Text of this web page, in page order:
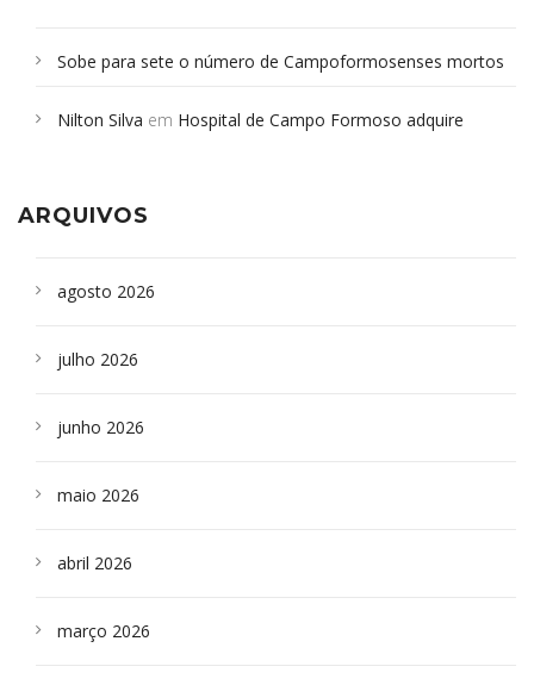
Sobe para sete o número de Campoformosenses mortos
Campoformosenses que morreram em desabamentos são
Nilton Silva em Hospital de Campo Formoso adquire
ARQUIVOS
agosto 2026
julho 2026
junho 2026
maio 2026
abril 2026
março 2026